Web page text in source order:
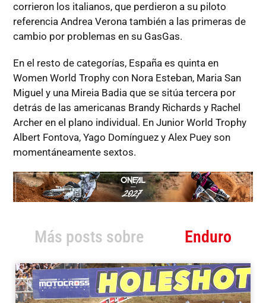
corrieron los italianos, que perdieron a su piloto
referencia Andrea Verona también a las primeras de
cambio por problemas en su GasGas.
En el resto de categorías, España es quinta en
Women World Trophy con Nora Esteban, Maria San
Miguel y una Mireia Badia que se sitúa tercera por
detrás de las americanas Brandy Richards y Rachel
Archer en el plano individual. En Junior World Trophy
Albert Fontova, Yago Domínguez y Alex Puey son
momentáneamente sextos.
Más posts sobre Enduro